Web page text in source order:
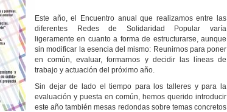
Este año, el Encuentro anual que realizamos entre las
diferentes Redes de Solidaridad Popular varía
ligeramente en cuanto a forma de estructurarse, aunque
sin modificar la esencia del mismo: Reunirnos para poner
en común, evaluar, formarnos y decidir las líneas de
trabajo y actuación del próximo año.
Sin dejar de lado el tiempo para los talleres y para la
evaluación y puesta en común, hemos querido introducir
este año también mesas redondas sobre temas concretos